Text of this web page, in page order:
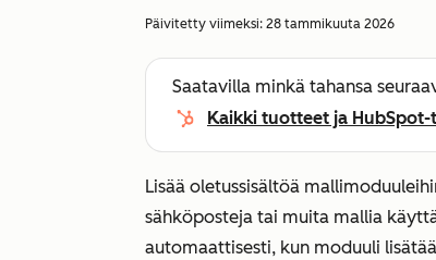
Päivitetty viimeksi: 28 tammikuuta 2026
Saatavilla minkä tahansa
Kaikki tuotteet ja
Lisää oletussisältöä
sähköposteja tai muita mallia
automaattisesti, kun moduuli